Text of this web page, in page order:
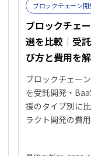
ブロックチェーン
ブロックチェ
選を比較｜受
び方と費用を
ブロックチェー
を受託開発・
援のタイプ別に
ラクト開発の費